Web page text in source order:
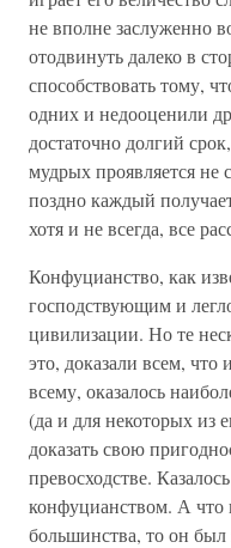
не вполне заслуженно
отодвинуть далеко в
способствовать тому,
одних и недооценили
достаточно долгий
мудрых проявляется
поздно каждый
хотя и не всегда, все
Конфуцианство, как
господствующим и
цивилизации. Но те
это, доказали всем,
всему, оказалось
(да и для некоторых из
доказать свою
превосходстве.
конфуцианством. А что
большинства, то он